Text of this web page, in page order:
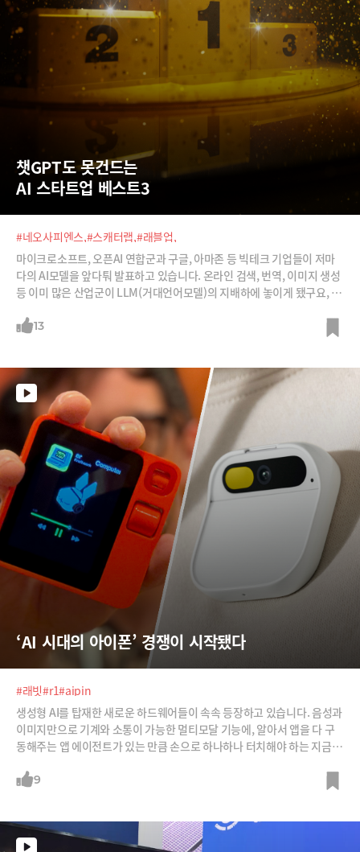
챗GPT도 못건드는
AI 스타트업 베스트3
#네오사피엔스,#스캐터랩,#래블업,
마이크로소프트, 오픈AI 연합군과 구글, 아마존 등 빅테크 기업들이 저마
다의 AI모델을 앞다퉈 발표하고 있습니다. 온라인 검색, 번역, 이미지 생성
등 이미 많은 산업군이 LLM(거대언어모델)의 지배하에 놓이게 됐구요, 특
습니다.오늘은 챗GPT의 공습 속에서도 끄덕 없는 국내 스타트업을 골라봤
13
‘AI 시대의 아이폰’ 경쟁이 시작됐다
#래빗#r1#aipin
생성형 AI를 탑재한 새로운 하드웨어들이 속속 등장하고 있습니다. 음성과
이미지만으로 기계와 소통이 가능한 멀티모달 기능에, 알아서 앱을 다 구
동해주는 앱 에이전트가 있는 만큼 손으로 하나하나 터치해야 하는 지금과
I 디바이스들을 살펴봅니다.
9